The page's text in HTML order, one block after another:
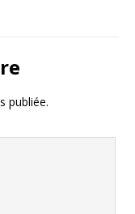
publiée.